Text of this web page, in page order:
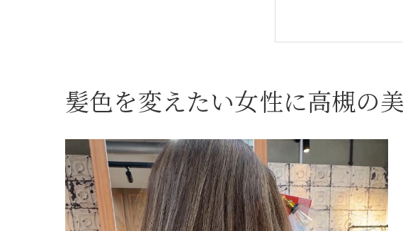
高槻ヘア
安い美容
白髪染めも安心
美容室で髪
高槻の美容
美容室で白
安い美容
ホットペ
髪色を変えたい女性に高槻の